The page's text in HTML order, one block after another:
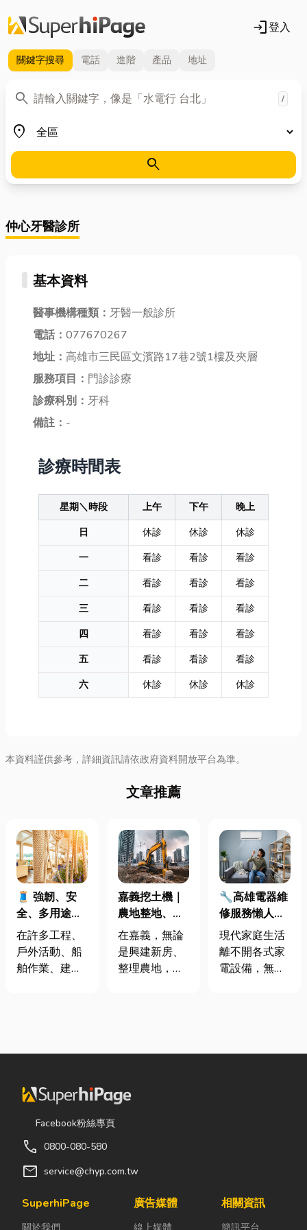
login登入
關鍵字搜尋 電話 進階 產品 地址
search
關鍵字 /
place
地區
search
仲心牙醫診所
基本資料
醫事機構種類： 牙醫一般診所
電話： 077670267
地址： 高雄市三民區文濱路17巷2號1樓及夾層
服務項目： 門診診療
診療科別： 牙科
備註： -
診療時間表
星期＼時段 上午 下午
晚上
日
休診 休診
休診
一
看診 看診
看診
二
看診 看診
看診
三
看診 看診
看診
四
看診 看診
看診
五
看診 看診
看診
六
休診 休診 休診
本資料謹供參考，詳細資訊請依政府資料開放平台為準。
文章推薦
🧵 強韌、安
全、多用途！
從繩索到安全
網的全方位防
護應用指南
在許多工程、
戶外活動、船
舶作業、建築
網」其實都是
被忽略的設
備。很多人以
為繩子只是拿
其實在專業領
域中，繩索不
關係到安全、
嘉義挖土機｜
農地整地、基
地開挖、土方
清運
在嘉義，無論
是興建新房、
整理農地，還
的嘉義挖土
整地與回填工
效率。對許多
言，從農田整
🔧高雄電器維
修服務懶人包
｜冷氣、冰
箱、洗衣機專
業維修
現代家庭生活
離不開各式家
電設備，無論
還是每天幫助
僅能快速排除
Facebook粉絲專頁
call 0800-080-580
mail service@chyp.com.tw
SuperhiPage
關於我們
廣告媒體
線上媒體
相關資訊
簡訊平台